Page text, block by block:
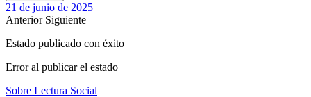
21 de junio de 2025
Anterior Siguiente
Estado publicado con éxito
Error al publicar el estado
Sobre Lectura Social